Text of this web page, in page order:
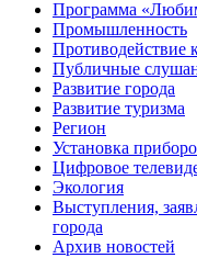
Программа
Промышленность
Противодействие
Публичные
Развитие города
Развитие туризма
Регион
Установка
Цифровое
Экология
Выступления,
города
Архив новостей